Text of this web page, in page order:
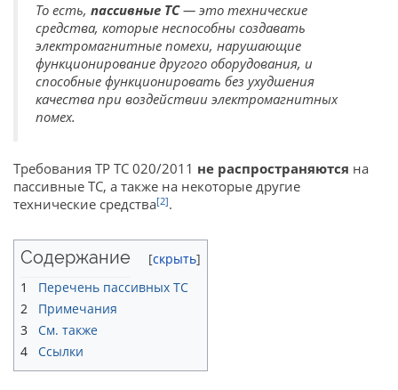
То есть, пассивные ТС— это технические
средства, которые неспособны создавать
электромагнитные помехи, нарушающие
функционирование другого оборудования, и
способные функционировать без ухудшения
качества при воздействии электромагнитных
помех.
Требования ТР ТС 020/2011 не распространяются на
пассивные ТС, а также на некоторые другие
технические средства[2].
Содержание
1
Перечень пассивных ТС
2
Примечания
3
См. также
4
Ссылки